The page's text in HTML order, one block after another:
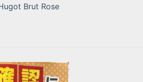
Brut Rose